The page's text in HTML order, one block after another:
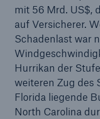
mit 56 Mrd. US$,
auf Versicherer.
Schadenlast war
Hurrikan der
weiteren Zug des
Florida liegende
North Carolina
globale
Steigende
verlässliche
Munich Re mit
Halbjahr